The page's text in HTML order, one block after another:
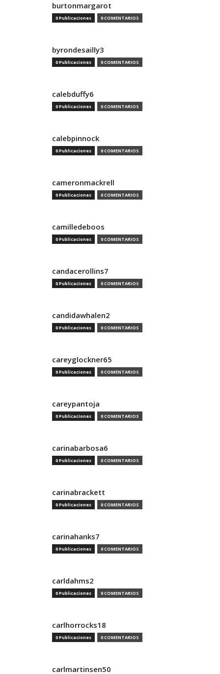
burtonmargarot
0 Publicaciones 0 COMENTARIOS
byrondesailly3
0 Publicaciones 0 COMENTARIOS
calebduffy6
0 Publicaciones 0 COMENTARIOS
calebpinnock
0 Publicaciones 0 COMENTARIOS
cameronmackrell
0 Publicaciones 0 COMENTARIOS
camilledeboos
0 Publicaciones 0 COMENTARIOS
candacerollins7
0 Publicaciones 0 COMENTARIOS
candidawhalen2
0 Publicaciones 0 COMENTARIOS
careyglockner65
0 Publicaciones 0 COMENTARIOS
careypantoja
0 Publicaciones 0 COMENTARIOS
carinabarbosa6
0 Publicaciones 0 COMENTARIOS
carinabrackett
0 Publicaciones 0 COMENTARIOS
carinahanks7
0 Publicaciones 0 COMENTARIOS
carldahms2
0 Publicaciones 0 COMENTARIOS
carlhorrocks18
0 Publicaciones 0 COMENTARIOS
carlmartinsen50